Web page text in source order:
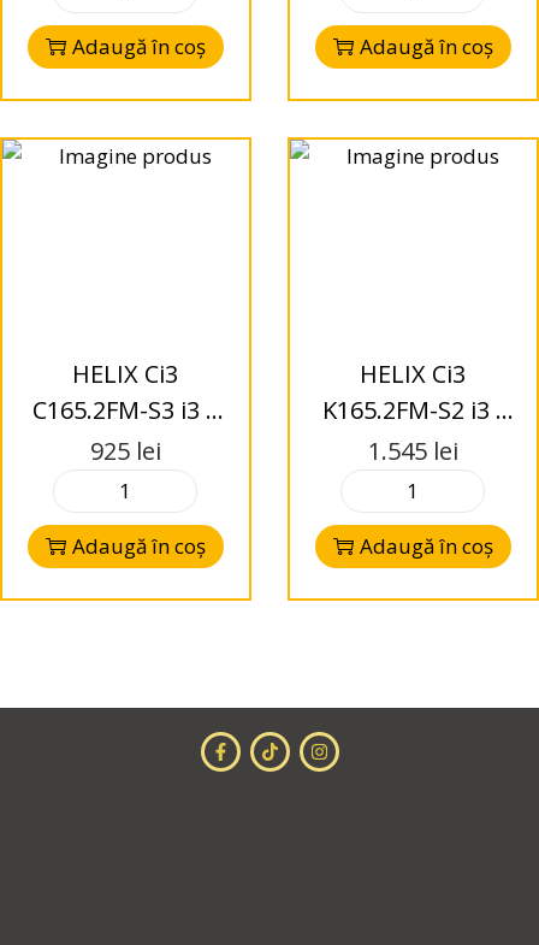
Adaugă în coș
Way – 3 Ohms
Adaugă în coș
HELIX Ci3
C165.2FM-S3 i3 –
Difuzoare Coaxial
925 lei
Adaugă în coș
HELIX Ci3
K165.2FM-S2 i3 -
Difuzoare Kit
165mm –
FlexMount – 2-
Way – 2 Ohms
1.545 lei
Adaugă în coș